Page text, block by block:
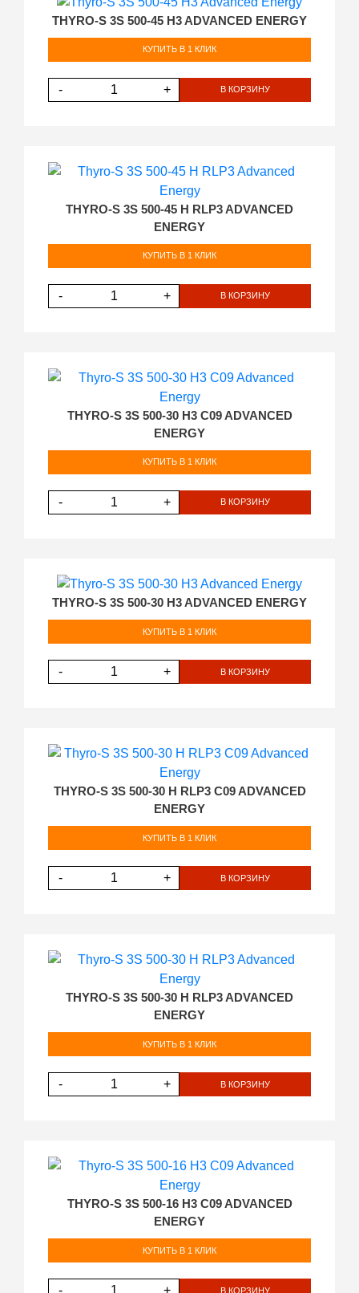
THYRO-S 3S 500-45 H3 ADVANCED ENERGY
КУПИТЬ В 1 КЛИК
- + В КОРЗИНУ
THYRO-S 3S 500-45 H RLP3 ADVANCED
ENERGY
КУПИТЬ В 1 КЛИК
- + В КОРЗИНУ
THYRO-S 3S 500-30 H3 C09 ADVANCED
ENERGY
КУПИТЬ В 1 КЛИК
- + В КОРЗИНУ
THYRO-S 3S 500-30 H3 ADVANCED ENERGY
КУПИТЬ В 1 КЛИК
- + В КОРЗИНУ
THYRO-S 3S 500-30 H RLP3 C09 ADVANCED
ENERGY
КУПИТЬ В 1 КЛИК
- + В КОРЗИНУ
THYRO-S 3S 500-30 H RLP3 ADVANCED
ENERGY
КУПИТЬ В 1 КЛИК
- + В КОРЗИНУ
THYRO-S 3S 500-16 H3 C09 ADVANCED
ENERGY
КУПИТЬ В 1 КЛИК
В КОРЗИНУ